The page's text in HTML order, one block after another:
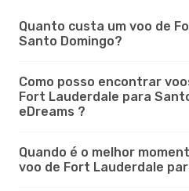
Quanto custa um voo de
Santo Domingo?
Como posso encontrar
Fort Lauderdale para
eDreams ?
Quando é o melhor
voo de Fort Lauderdale